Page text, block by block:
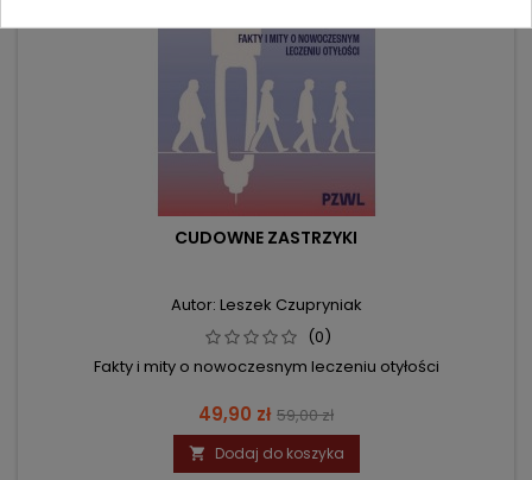
CUDOWNE ZASTRZYKI
Autor: Leszek Czupryniak
(0)
Fakty i mity o nowoczesnym leczeniu otyłości
Cena
49,90 zł Cena
podstawowa
59,00 zł
 Dodaj do koszyka